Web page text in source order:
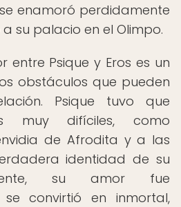
enamoró perdidamente
su palacio en el Olimpo.
entre Psique y Eros es un
obstáculos que pueden
Psique tuvo que
muy difíciles, como
de Afrodita y a las
identidad de su
su amor fue
convirtió en inmortal,